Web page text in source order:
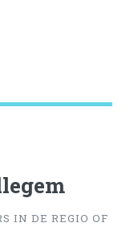
IN DE REGIO OF